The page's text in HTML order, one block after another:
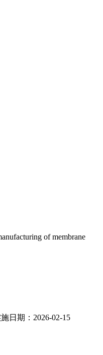
of membrane
期：2026-02-15